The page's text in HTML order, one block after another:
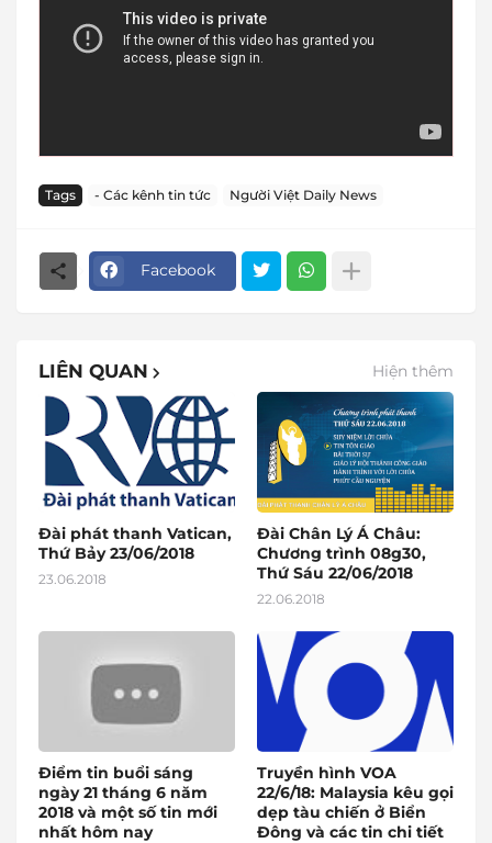
Tags - Các kênh tin tức Người Việt Daily News
Facebook
LIÊN QUAN Hiện thêm
Đài phát thanh Vatican,
Thứ Bảy 23/06/2018
23.06.2018
Đài Chân Lý Á Châu:
Chương trình 08g30,
Thứ Sáu 22/06/2018
22.06.2018
Điểm tin buổi sáng
ngày 21 tháng 6 năm
2018 và một số tin mới
nhất hôm nay
Truyền hình VOA
22/6/18: Malaysia kêu gọi
dẹp tàu chiến ở Biển
Đông và các tin chi tiết